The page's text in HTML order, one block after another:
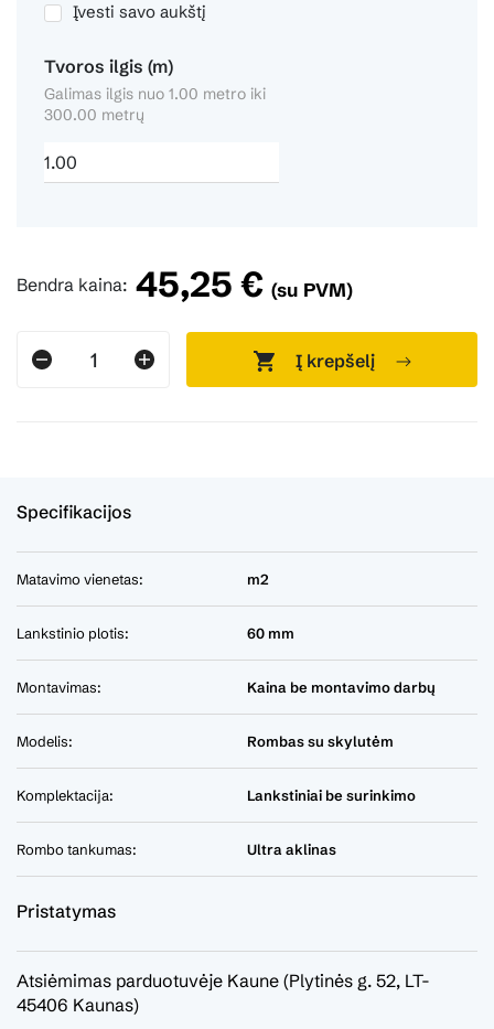
Įvesti savo aukštį
Tvoros ilgis (m)
Galimas ilgis nuo 1.00 metro iki
300.00 metrų
Bendra kaina: 45,25 € (su PVM)
Į krepšelį
Specifikacijos
Matavimo vienetas: m2
Lankstinio plotis: 60 mm
Montavimas: Kaina be montavimo darbų
Modelis: Rombas su skylutėm
Komplektacija: Lankstiniai be surinkimo
Rombo tankumas: Ultra aklinas
Pristatymas
Atsiėmimas parduotuvėje Kaune (Plytinės g. 52, LT-
45406 Kaunas)